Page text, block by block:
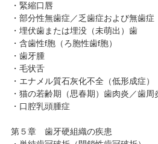
・緊縮口唇
・部分性無歯症／乏歯症および無歯症
・埋伏歯または埋没（未萌出）歯
・含歯性f胞（ろ胞性歯f胞）
・歯牙腫
・毛状舌
・エナメル質石灰化不全（低形成症）
・猫の若齢期（思春期）歯肉炎／歯周
・口腔乳頭腫症
第５章 歯牙硬組織の疾患